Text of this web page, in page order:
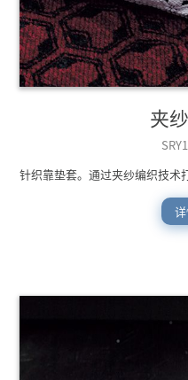
夹
针织靠垫套。通过夹纱编织技术